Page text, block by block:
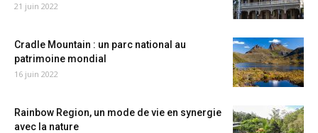
21 juin 2022
Cradle Mountain : un parc national au
patrimoine mondial
16 juin 2022
Rainbow Region, un mode de vie en synergie
avec la nature